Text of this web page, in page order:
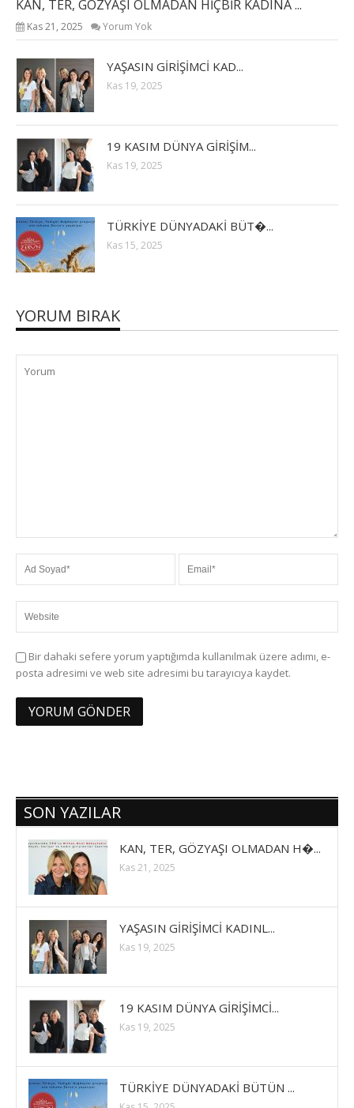
KAN, TER, GÖZYAŞI OLMADAN HİÇBİR KADINA ...
Kas 21, 2025 Yorum Yok
YAŞASIN GİRİŞİMCİ KAD...
Kas 19, 2025
19 KASIM DÜNYA GİRİŞİM...
Kas 19, 2025
TÜRKİYE DÜNYADAKİ BÜT�...
Kas 15, 2025
YORUM BIRAK
Bir dahaki sefere yorum yaptığımda kullanılmak üzere adımı, e-
posta adresimi ve web site adresimi bu tarayıcıya kaydet.
SON YAZILAR
KAN, TER, GÖZYAŞI OLMADAN H�...
Kas 21, 2025
YAŞASIN GİRİŞİMCİ KADINL...
Kas 19, 2025
19 KASIM DÜNYA GİRİŞİMCİ...
Kas 19, 2025
TÜRKİYE DÜNYADAKİ BÜTÜN ...